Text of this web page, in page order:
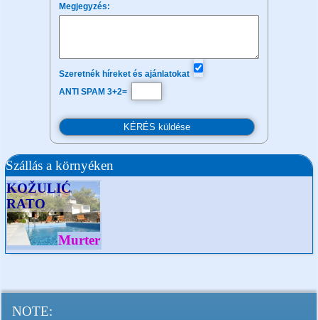
Megjegyzés:
Szeretnék híreket és ajánlatokat
ANTI SPAM 3+2=
Szállás a környéken
KOŽULIĆ
RATO
Murter
NOTE: